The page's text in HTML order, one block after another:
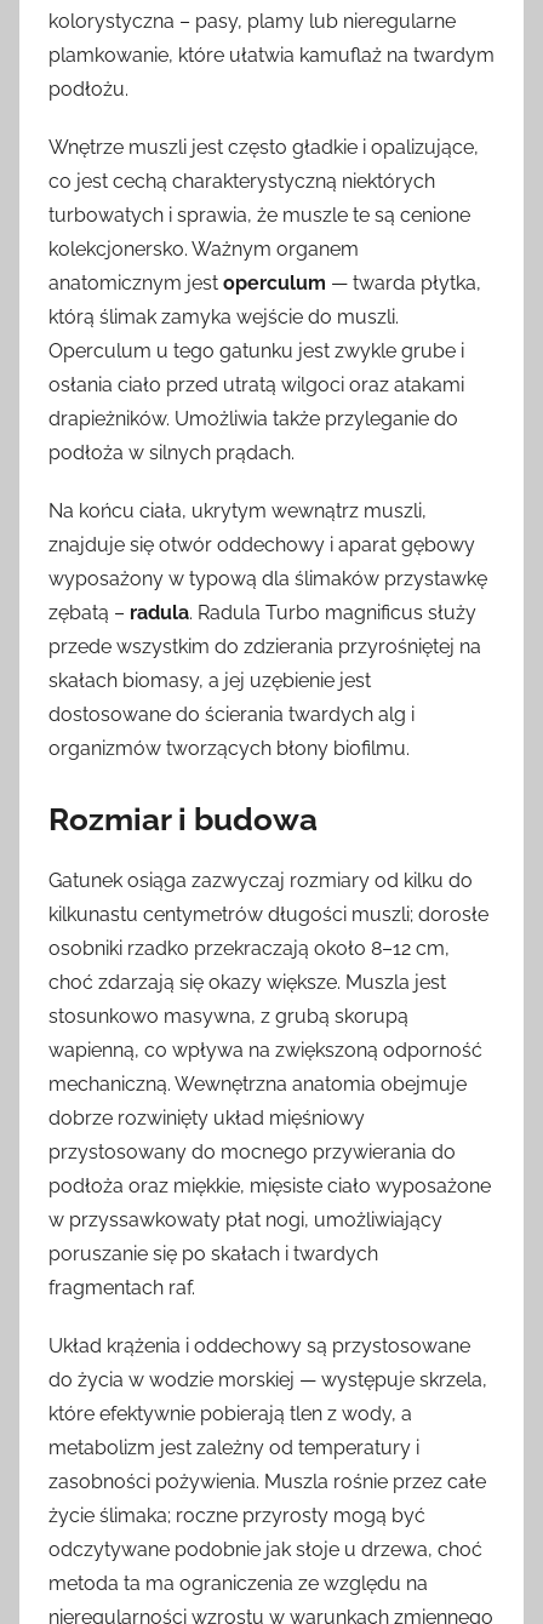
kolorystyczna – pasy, plamy lub nieregularne
plamkowanie, które ułatwia kamuflaż na twardym
podłożu.
Wnętrze muszli jest często gładkie i opalizujące,
co jest cechą charakterystyczną niektórych
turbowatych i sprawia, że muszle te są cenione
kolekcjonersko. Ważnym organem
anatomicznym jest operculum — twarda płytka,
którą ślimak zamyka wejście do muszli.
Operculum u tego gatunku jest zwykle grube i
osłania ciało przed utratą wilgoci oraz atakami
drapieżników. Umożliwia także przyleganie do
podłoża w silnych prądach.
Na końcu ciała, ukrytym wewnątrz muszli,
znajduje się otwór oddechowy i aparat gębowy
wyposażony w typową dla ślimaków przystawkę
zębatą – radula. Radula Turbo magnificus służy
przede wszystkim do zdzierania przyrośniętej na
skałach biomasy, a jej uzębienie jest
dostosowane do ścierania twardych alg i
organizmów tworzących błony biofilmu.
Rozmiar i budowa
Gatunek osiąga zazwyczaj rozmiary od kilku do
kilkunastu centymetrów długości muszli; dorosłe
osobniki rzadko przekraczają około 8–12 cm,
choć zdarzają się okazy większe. Muszla jest
stosunkowo masywna, z grubą skorupą
wapienną, co wpływa na zwiększoną odporność
mechaniczną. Wewnętrzna anatomia obejmuje
dobrze rozwinięty układ mięśniowy
przystosowany do mocnego przywierania do
podłoża oraz miękkie, mięsiste ciało wyposażone
w przyssawkowaty płat nogi, umożliwiający
poruszanie się po skałach i twardych
fragmentach raf.
Układ krążenia i oddechowy są przystosowane
do życia w wodzie morskiej — występuje skrzela,
które efektywnie pobierają tlen z wody, a
metabolizm jest zależny od temperatury i
zasobności pożywienia. Muszla rośnie przez całe
życie ślimaka; roczne przyrosty mogą być
odczytywane podobnie jak słoje u drzewa, choć
metoda ta ma ograniczenia ze względu na
nieregularności wzrostu w warunkach zmiennego